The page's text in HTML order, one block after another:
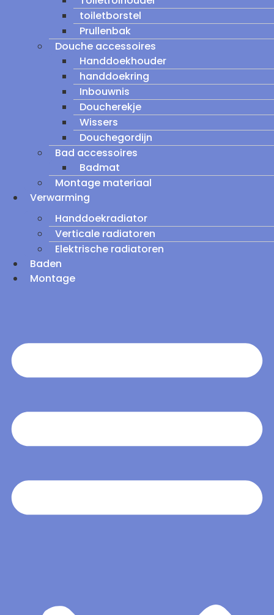
toiletborstel
Prullenbak
Douche accessoires
Handdoekhouder
handdoekring
Inbouwnis
Doucherekje
Wissers
Douchegordijn
Bad accessoires
Badmat
Montage materiaal
Verwarming
Handdoekradiator
Verticale radiatoren
Elektrische radiatoren
Baden
Montage